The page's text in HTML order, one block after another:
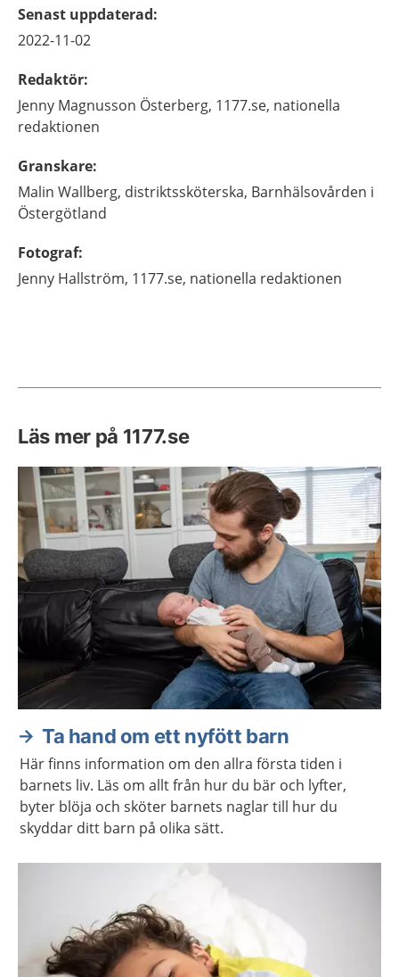
Senast uppdaterad:
2022-11-02
Redaktör:
Jenny Magnusson Österberg, 1177.se, nationella
redaktionen
Granskare:
Malin Wallberg, distriktssköterska, Barnhälsovården i
Östergötland
Fotograf:
Jenny Hallström, 1177.se, nationella redaktionen
Läs mer på 1177.se
Ta hand om ett nyfött barn
Här finns information om den allra första tiden i
barnets liv. Läs om allt från hur du bär och lyfter,
byter blöja och sköter barnets naglar till hur du
skyddar ditt barn på olika sätt.